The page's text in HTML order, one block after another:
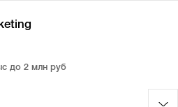
до 2 млн руб